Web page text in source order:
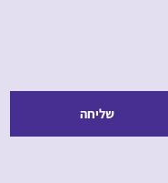
שליחה